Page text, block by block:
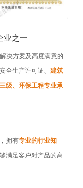
业之一
决方案及高度满意的
全生产许可证、 建筑
级、环保工程专业承
拥有专业的行业知
够满足客户对产品的高